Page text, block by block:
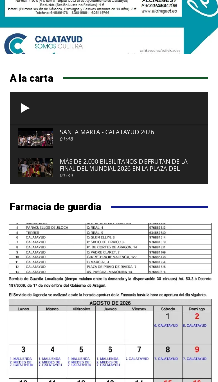
A la carta
SANTA MARTA - CALATAYUD 2026
01:48
MÁS DE 2.000 BILBILITANOS DISFRUTAN DE LA
FINAL DEL MUNDIAL 2026 EN LA PLAZA DEL
FUERTE DE CALATAYUD
01:39
Farmacia de guardia